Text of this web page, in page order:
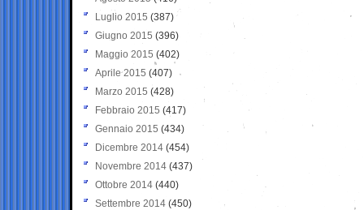
Luglio 2015 (387)
Giugno 2015 (396)
Maggio 2015 (402)
Aprile 2015 (407)
Marzo 2015 (428)
Febbraio 2015 (417)
Gennaio 2015 (434)
Dicembre 2014 (454)
Novembre 2014 (437)
Ottobre 2014 (440)
Settembre 2014 (450)